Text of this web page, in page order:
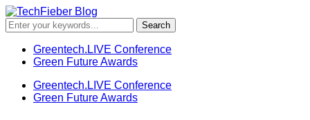
Greentech.LIVE Conference
Green Future Awards
Greentech.LIVE Conference
Green Future Awards